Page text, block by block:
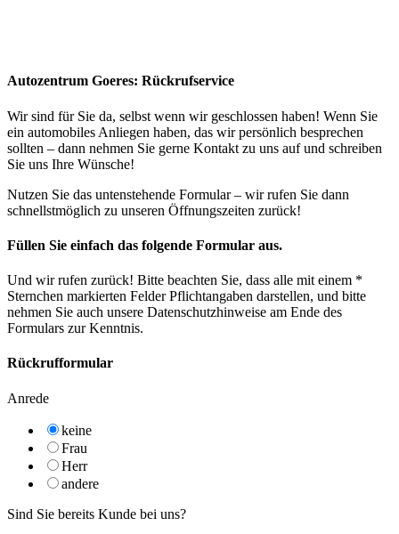
Autozentrum Goeres: Rückrufservice
Wir sind für Sie da, selbst wenn wir geschlossen haben! Wenn Sie
ein automobiles Anliegen haben, das wir persönlich besprechen
sollten – dann nehmen Sie gerne Kontakt zu uns auf und schreiben
Sie uns Ihre Wünsche!
Nutzen Sie das untenstehende Formular – wir rufen Sie dann
schnellstmöglich zu unseren Öffnungszeiten zurück!
Füllen Sie einfach das folgende Formular aus.
Und wir rufen zurück! Bitte beachten Sie, dass alle mit einem *
Sternchen markierten Felder Pflichtangaben darstellen, und bitte
nehmen Sie auch unsere Datenschutzhinweise am Ende des
Formulars zur Kenntnis.
Rückrufformular
Anrede
keine
Frau
Herr
andere
Sind Sie bereits Kunde bei uns?